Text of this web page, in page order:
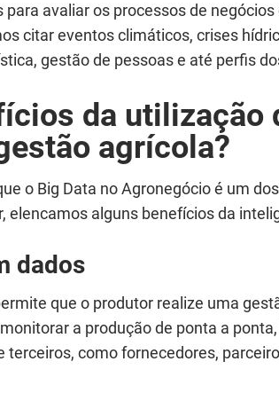
avaliar os processos de
citar eventos climáticos, crises
gestão de pessoas e até perfis
da utilização
agrícola?
o Big Data no Agronegócio é um
elencamos alguns benefícios da
dados
que o produtor realize uma
a produção de ponta a
terceiros, como fornecedores,